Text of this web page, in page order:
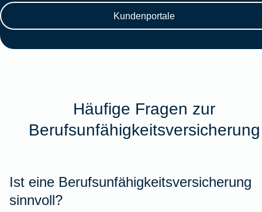
Kundenportale
Häufige Fragen zur
Berufsunfähigkeitsversicherung
Ist eine Berufsunfähigkeitsversicherung
sinnvoll?